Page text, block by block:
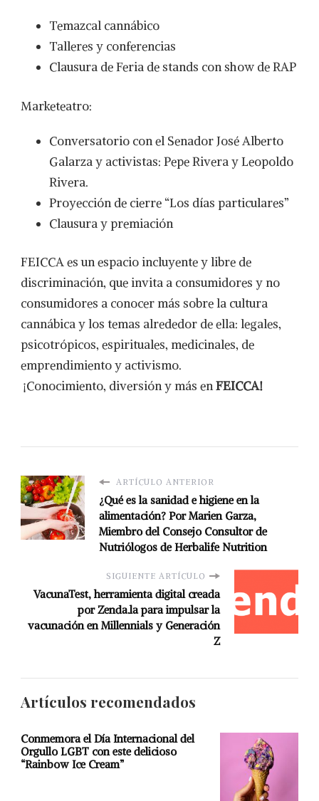
Temazcal cannábico
Talleres y conferencias
Clausura de Feria de stands con show de RAP
Marketeatro:
Conversatorio con el Senador José Alberto
Galarza y activistas: Pepe Rivera y Leopoldo
Rivera.
Proyección de cierre “Los días particulares”
Clausura y premiación
FEICCA es un espacio incluyente y libre de
discriminación, que invita a consumidores y no
consumidores a conocer más sobre la cultura
cannábica y los temas alrededor de ella: legales,
psicotrópicos, espirituales, medicinales, de
emprendimiento y activismo.
¡Conocimiento, diversión y más enFEICCA!
ARTÍCULO ANTERIOR
¿Qué es la sanidad e higiene en la
alimentación? Por Marien Garza,
Miembro del Consejo Consultor de
Nutriólogos de Herbalife Nutrition
SIGUIENTE ARTÍCULO
VacunaTest, herramienta digital creada
por Zenda.la para impulsar la
vacunación en Millennials y Generación
Z
Artículos recomendados
Conmemora el Día Internacional del
Orgullo LGBT con este delicioso
“Rainbow Ice Cream”